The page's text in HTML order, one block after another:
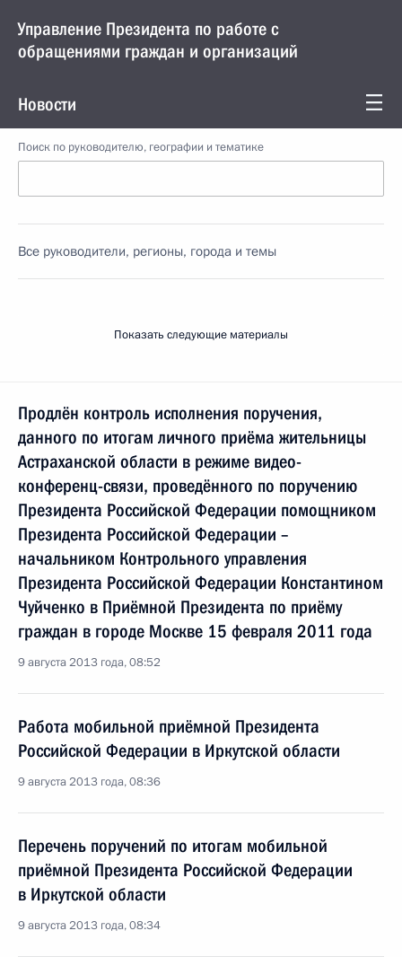
Управление Президента по работе с
обращениями граждан и организаций
Новости
Поиск по руководителю, географии и тематике
Все руководители, регионы, города и темы
Показать следующие материалы
Продлён контроль исполнения поручения,
данного по итогам личного приёма жительницы
Астраханской области в режиме видео-
конференц-связи, проведённого по поручению
Президента Российской Федерации помощником
Президента Российской Федерации –
начальником Контрольного управления
Президента Российской Федерации Константином
Чуйченко в Приёмной Президента по приёму
граждан в городе Москве 15 февраля 2011 года
9 августа 2013 года, 08:52
Работа мобильной приёмной Президента
Российской Федерации в Иркутской области
9 августа 2013 года, 08:36
Перечень поручений по итогам мобильной
приёмной Президента Российской Федерации
в Иркутской области
9 августа 2013 года, 08:34